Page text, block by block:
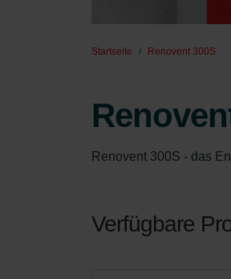
Startseite Renovent 300S
Renovent 300S - das
Verfügbare